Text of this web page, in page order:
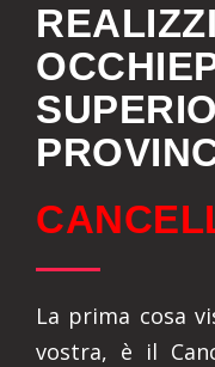
La prima cosa
vostra, è il